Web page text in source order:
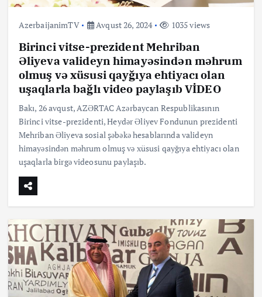
AzerbaijanimTV Avqust 26, 2024 1035 views
Birinci vitse-prezident Mehriban
Əliyeva valideyn himayəsindən məhrum
olmuş və xüsusi qayğıya ehtiyacı olan
uşaqlarla bağlı video paylaşıb VİDEO
Bakı, 26 avqust, AZƏRTAC Azərbaycan Respublikasının
Birinci vitse-prezidenti, Heydər Əliyev Fondunun prezidenti
Mehriban Əliyeva sosial şəbəkə hesablarında valideyn
himayəsindən məhrum olmuş və xüsusi qayğıya ehtiyacı olan
uşaqlarla birgə videosunu paylaşıb.